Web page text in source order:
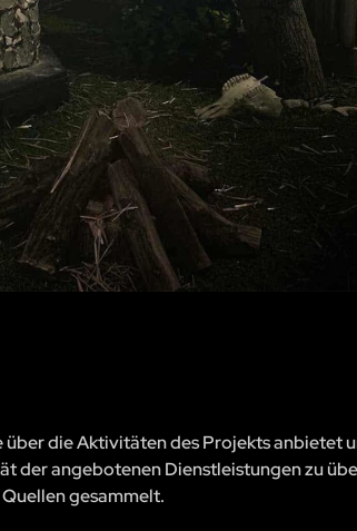
über die Aktivitäten des Projekts anbietet
der angebotenen Dienstleistungen zu
gesammelt.